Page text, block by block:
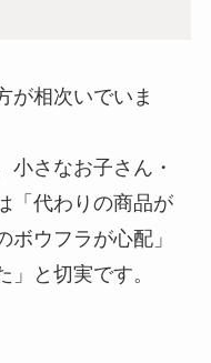
が相次いでいま
小さなお子さん・
「代わりの商品が
ボウフラが心配」
」と切実です。